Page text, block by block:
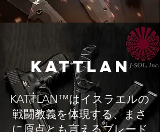
​KATTLAN
KATTLAN™はイスラエルの
戦闘教義を体現する、まさ